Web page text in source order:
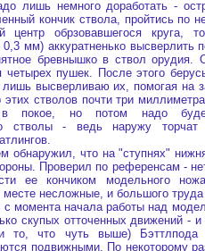
лишь немного доработать -
кончик ствола, пройтись по
центр обрзовавшегося круга,
мм) аккуратненько высверлить
бревнышко в ствол орудия.
четырех пушек. После этого
высверливаю их, помогая на
стволов почти три
покое, но потом надо
стволы - ведь наружу
что на "ступнях"
Проверил по референсам -
ее кончиком модельного
несложные, и большого труда
момента начала работы над
скупых отточенных движений - и
то, что чуть выше) Бэттлпода
подвижными. По некоторому